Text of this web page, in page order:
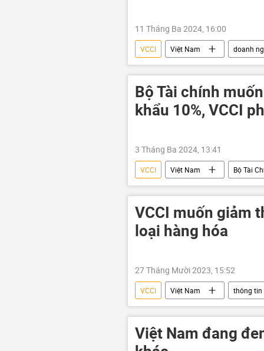
11 Tháng Ba 2024, 16:00
VCCI Việt Nam doanh
Bộ Khoa học và Công nghệ
Bộ Tài chính
khẩu 10%, VCCI
3 Tháng Ba 2024, 13:41
VCCI Việt Nam Bộ Tài
VCCI muốn giảm
loại hàng hóa
27 Tháng Mười 2023, 15:52
VCCI Việt Nam thông tin
Kinh tế
Việt Nam đang